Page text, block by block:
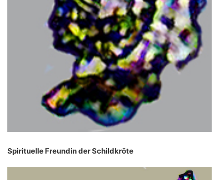
Spirituelle Freundin der Schildkröte